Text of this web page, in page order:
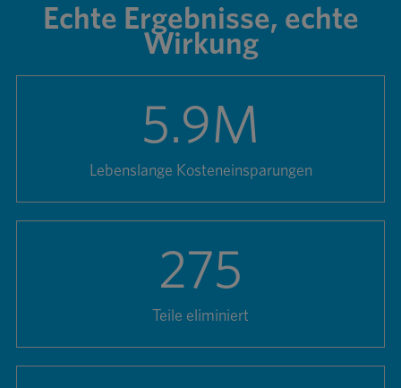
Echte Ergebnisse, echte
Wirkung
5.9M
Lebenslange Kosteneinsparungen
275
Teile eliminiert